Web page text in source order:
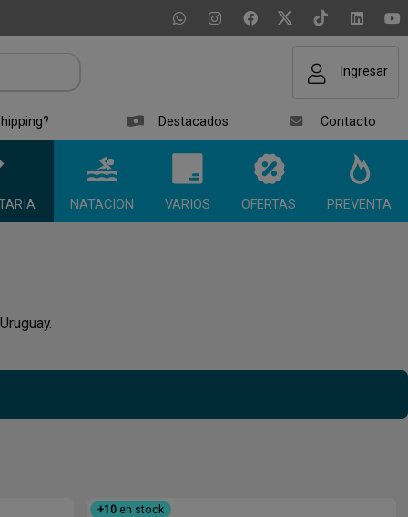
Ingresar
Destacados Contacto
NATACION VARIOS OFERTAS PREVENTA
+10en stock